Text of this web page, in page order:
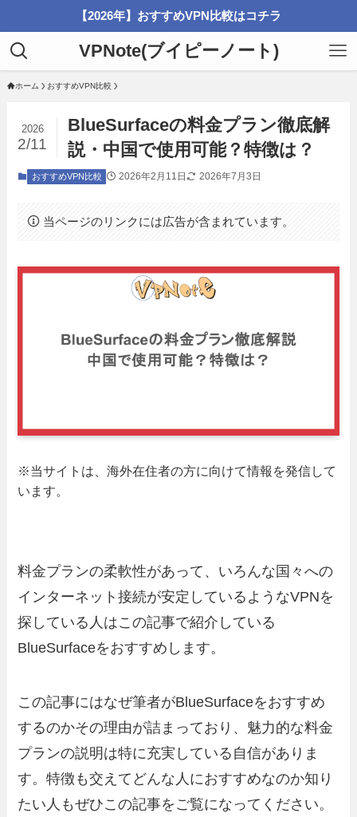
【2026年】おすすめVPN比較はコチラ
VPNote(ブイピーノート)
ホーム おすすめVPN比較
BlueSurfaceの料金プラン徹底解
説・中国で使用可能？特徴は？
2026
2/11
おすすめVPN比較 2026年2月11日 2026年7月3日
当ページのリンクには広告が含まれています。
※当サイトは、海外在住者の方に向けて情報を発信して
います。
料金プランの柔軟性があって、いろんな国々への
インターネット接続が安定しているようなVPNを
探している人はこの記事で紹介している
BlueSurfaceをおすすめします。
この記事にはなぜ筆者がBlueSurfaceをおすすめ
するのかその理由が詰まっており、魅力的な料金
プランの説明は特に充実している自信がありま
す。特徴も交えてどんな人におすすめなのか知り
たい人もぜひこの記事をご覧になってください。